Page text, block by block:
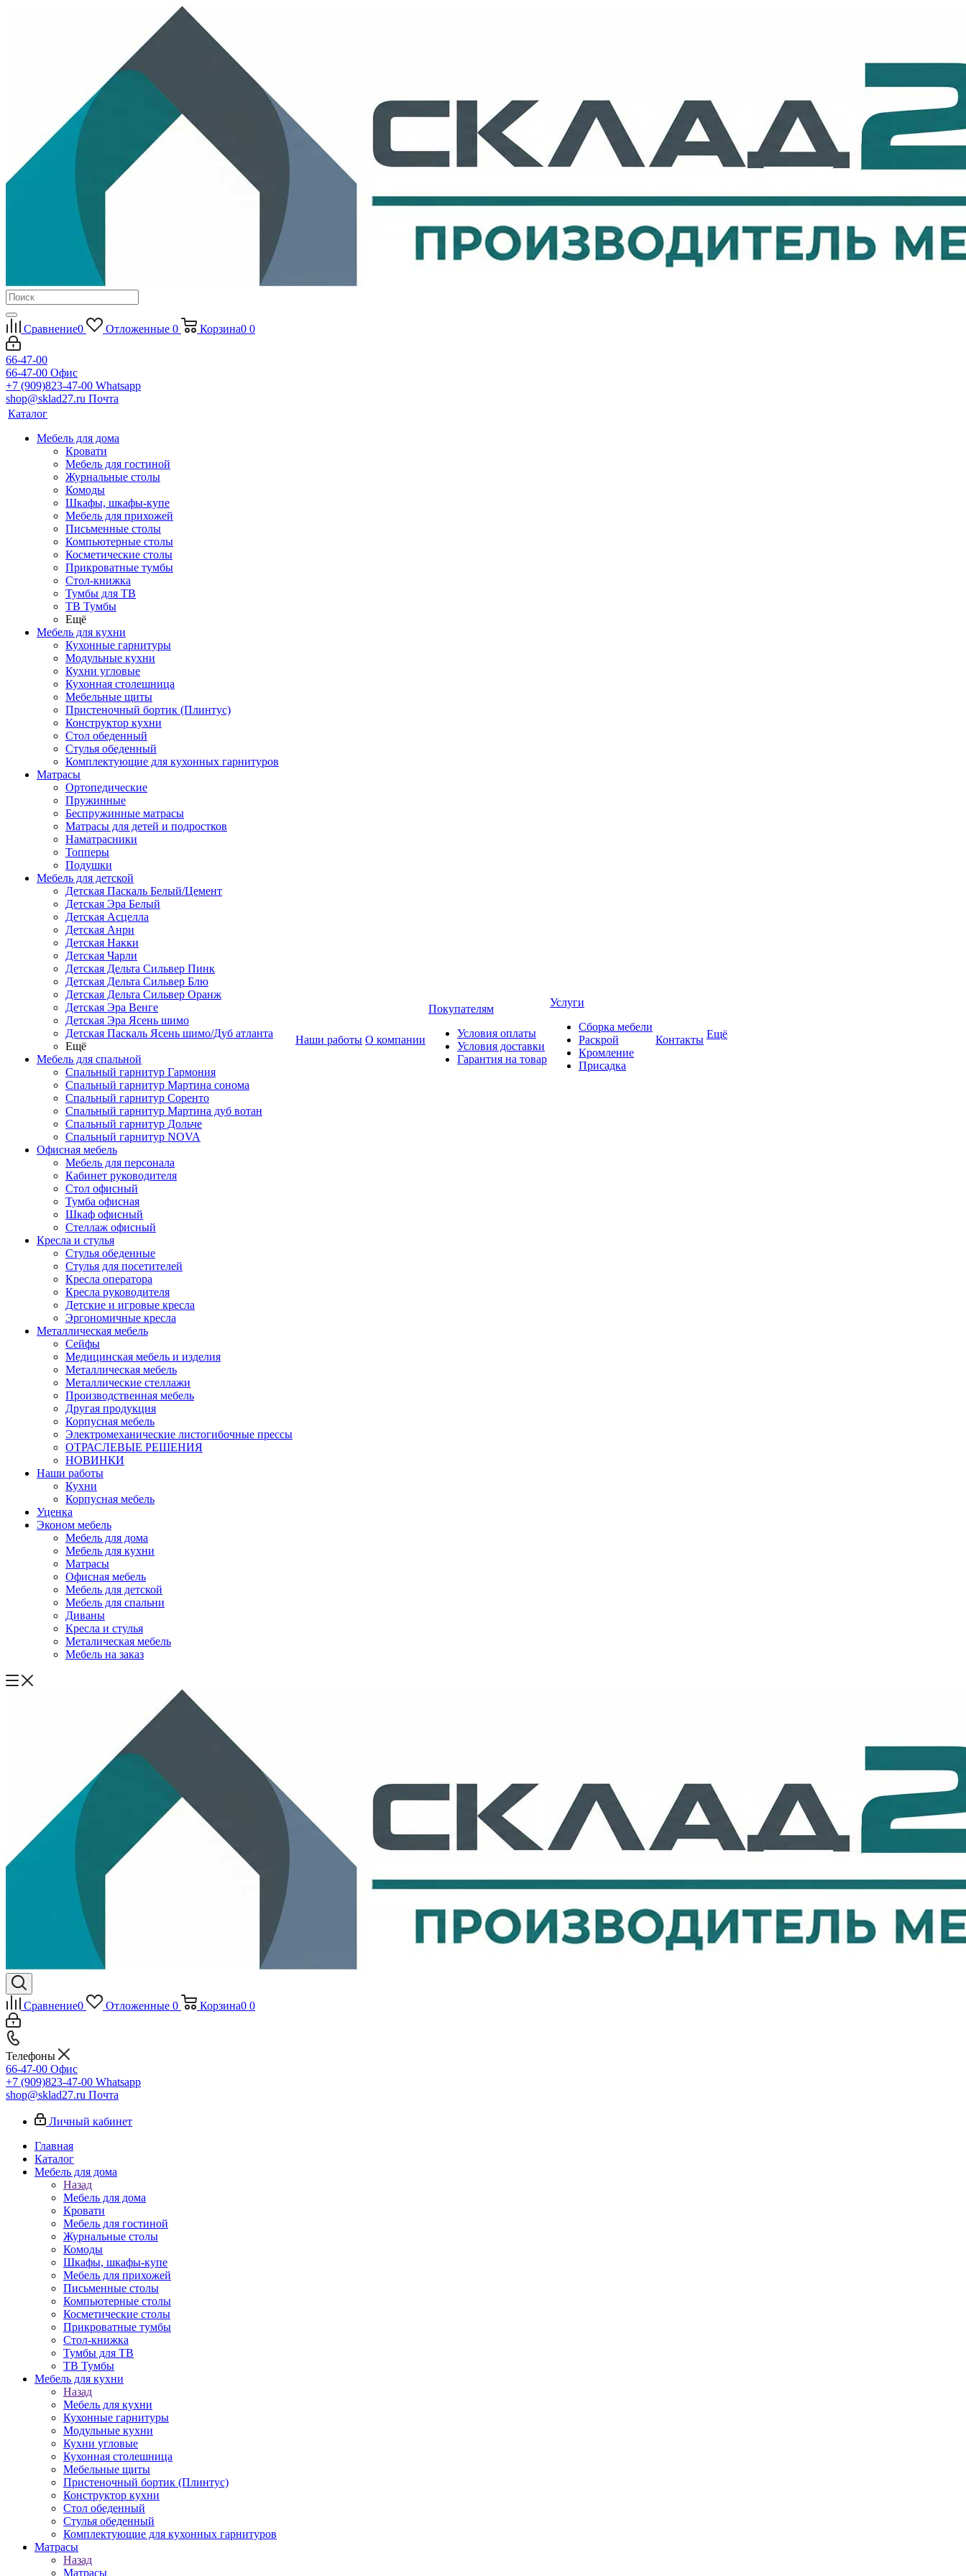
Сравнение0 Отложенные 0 Корзина0 0
66-47-00
66-47-00 Офис
+7 (909)823-47-00 Whatsapp
shop@sklad27.ru Почта
Каталог
Мебель для дома
Кровати
Мебель для гостиной
Журнальные столы
Комоды
Шкафы, шкафы-купе
Мебель для прихожей
Письменные столы
Компьютерные столы
Косметические столы
Прикроватные тумбы
Стол-книжка
Тумбы для ТВ
ТВ Тумбы
Ещё
Мебель для кухни
Кухонные гарнитуры
Модульные кухни
Кухни угловые
Кухонная столешница
Мебельные щиты
Пристеночный бортик (Плинтус)
Конструктор кухни
Стол обеденный
Стулья обеденный
Комплектующие для кухонных гарнитуров
Матраcы
Ортопедические
Пружинные
Беспружинные матрасы
Матрасы для детей и подростков
Наматрасники
Топперы
Подушки
Мебель для детской
Детская Паскаль Белый/Цемент
Детская Эра Белый
Детская Асцелла
Детская Анри
Детская Накки
Детская Чарли
Детская Дельта Сильвер Пинк
Детская Дельта Сильвер Блю
Детская Дельта Сильвер Оранж
Детская Эра Венге
Детская Эра Ясень шимо
Детская Паскаль Ясень шимо/Дуб атланта
Ещё
Мебель для спальной
Спальный гарнитур Гармония
Спальный гарнитур Мартина сонома
Спальный гарнитур Соренто
Спальный гарнитур Мартина дуб вотан
Спальный гарнитур Дольче
Спальный гарнитур NOVA
Офисная мебель
Мебель для персонала
Кабинет руководителя
Стол офисный
Тумба офисная
Шкаф офисный
Стеллаж офисный
Кресла и стулья
Стулья обеденные
Стулья для посетителей
Кресла оператора
Кресла руководителя
Детские и игровые кресла
Эргономичные кресла
Металлическая мебель
Сейфы
Медицинская мебель и изделия
Металлическая мебель
Металлические стеллажи
Производственная мебель
Другая продукция
Корпусная мебель
Электромеханические листогибочные прессы
ОТРАСЛЕВЫЕ РЕШЕНИЯ
НОВИНКИ
Наши работы
Кухни
Корпусная мебель
Уценка
Эконом мебель
Мебель для дома
Мебель для кухни
Матрасы
Офисная мебель
Мебель для детской
Мебель для спальни
Диваны
Кресла и стулья
Металическая мебель
Мебель на заказ
Наши работы О компании
Покупателям
Условия оплаты
Условия доставки
Гарантия на товар
Услуги
Сборка мебели
Раскрой
Кромление
Присадка
Контакты Ещё
Сравнение0 Отложенные 0 Корзина0 0
Телефоны
66-47-00 Офис
+7 (909)823-47-00 Whatsapp
shop@sklad27.ru Почта
Личный кабинет
Главная
Каталог
Мебель для дома
Назад
Мебель для дома
Кровати
Мебель для гостиной
Журнальные столы
Комоды
Шкафы, шкафы-купе
Мебель для прихожей
Письменные столы
Компьютерные столы
Косметические столы
Прикроватные тумбы
Стол-книжка
Тумбы для ТВ
ТВ Тумбы
Мебель для кухни
Назад
Мебель для кухни
Кухонные гарнитуры
Модульные кухни
Кухни угловые
Кухонная столешница
Мебельные щиты
Пристеночный бортик (Плинтус)
Конструктор кухни
Стол обеденный
Стулья обеденный
Комплектующие для кухонных гарнитуров
Матраcы
Назад
Матраcы